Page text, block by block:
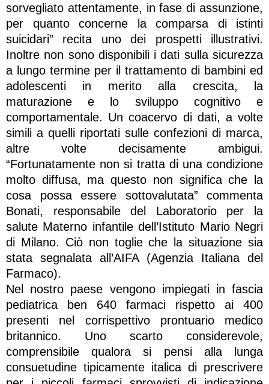
sorvegliato attentamente, in fase di assunzione,
per quanto concerne la comparsa di istinti
suicidari” recita uno dei prospetti illustrativi.
Inoltre non sono disponibili i dati sulla sicurezza
a lungo termine per il trattamento di bambini ed
adolescenti in merito alla crescita, la
maturazione e lo sviluppo cognitivo e
comportamentale. Un coacervo di dati, a volte
simili a quelli riportati sulle confezioni di marca,
altre volte decisamente ambigui.
“Fortunatamente non si tratta di una condizione
molto diffusa, ma questo non significa che la
cosa possa essere sottovalutata” commenta
Bonati, responsabile del Laboratorio per la
salute Materno infantile dell’Istituto Mario Negri
di Milano. Ciò non toglie che la situazione sia
stata segnalata all’AIFA (Agenzia Italiana del
Farmaco).
Nel nostro paese vengono impiegati in fascia
pediatrica ben 640 farmaci rispetto ai 400
presenti nel corrispettivo prontuario medico
britannico. Uno scarto considerevole,
comprensibile qualora si pensi alla lunga
consuetudine tipicamente italica di prescrivere